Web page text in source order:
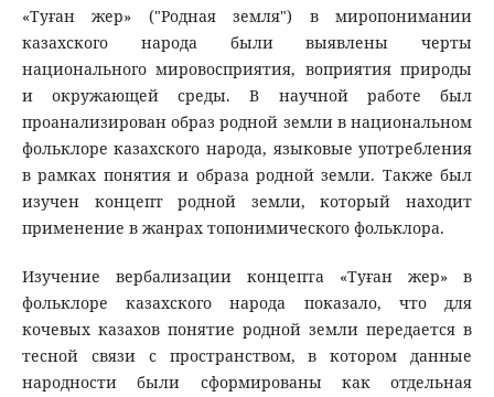
«Туған жер» ("Родная земля") в миропонимании
казахского народа были выявлены черты
национального мировосприятия, воприятия природы
и окружающей среды. В научной работе был
проанализирован образ родной земли в национальном
фольклоре казахского народа, языковые употребления
в рамках понятия и образа родной земли. Также был
изучен концепт родной земли, который находит
применение в жанрах топонимического фольклора.
Изучение вербализации концепта «Туған жер» в
фольклоре казахского народа показало, что для
кочевых казахов понятие родной земли передается в
тесной связи с пространством, в котором данные
народности были сформированы как отдельная